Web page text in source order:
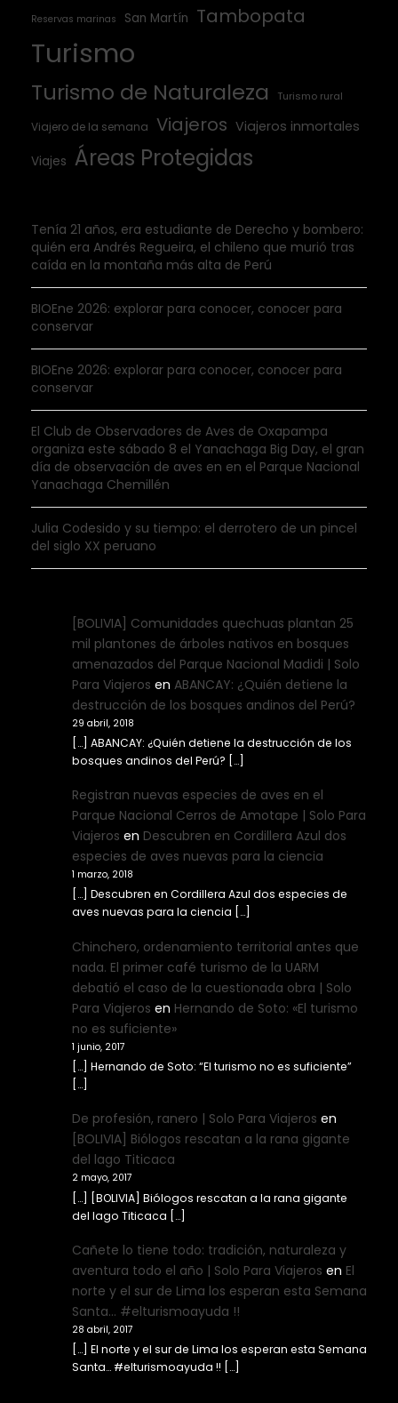
Reservas marinas San Martín Tambopata
Turismo
Turismo de Naturaleza Turismo rural
Viajero de la semana Viajeros Viajeros inmortales
Viajes Áreas Protegidas
Tenía 21 años, era estudiante de Derecho y bombero:
quién era Andrés Regueira, el chileno que murió tras
caída en la montaña más alta de Perú
BIOEne 2026: explorar para conocer, conocer para
conservar
BIOEne 2026: explorar para conocer, conocer para
conservar
El Club de Observadores de Aves de Oxapampa
organiza este sábado 8 el Yanachaga Big Day, el gran
día de observación de aves en en el Parque Nacional
Yanachaga Chemillén
Julia Codesido y su tiempo: el derrotero de un pincel
del siglo XX peruano
[BOLIVIA] Comunidades quechuas plantan 25
mil plantones de árboles nativos en bosques
amenazados del Parque Nacional Madidi | Solo
Para Viajeros en ABANCAY: ¿Quién detiene la
destrucción de los bosques andinos del Perú?
29 abril, 2018
[…] ABANCAY: ¿Quién detiene la destrucción de los
bosques andinos del Perú? […]
Registran nuevas especies de aves en el
Parque Nacional Cerros de Amotape | Solo Para
Viajeros en Descubren en Cordillera Azul dos
especies de aves nuevas para la ciencia
1 marzo, 2018
[…] Descubren en Cordillera Azul dos especies de
aves nuevas para la ciencia […]
Chinchero, ordenamiento territorial antes que
nada. El primer café turismo de la UARM
debatió el caso de la cuestionada obra | Solo
Para Viajeros en Hernando de Soto: «El turismo
no es suficiente»
1 junio, 2017
[…] Hernando de Soto: “El turismo no es suficiente”
[…]
De profesión, ranero | Solo Para Viajeros en
[BOLIVIA] Biólogos rescatan a la rana gigante
del lago Titicaca
2 mayo, 2017
[…] [BOLIVIA] Biólogos rescatan a la rana gigante
del lago Titicaca […]
Cañete lo tiene todo: tradición, naturaleza y
aventura todo el año | Solo Para Viajeros en El
norte y el sur de Lima los esperan esta Semana
Santa… #elturismoayuda !!
28 abril, 2017
[…] El norte y el sur de Lima los esperan esta Semana
Santa… #elturismoayuda !! […]